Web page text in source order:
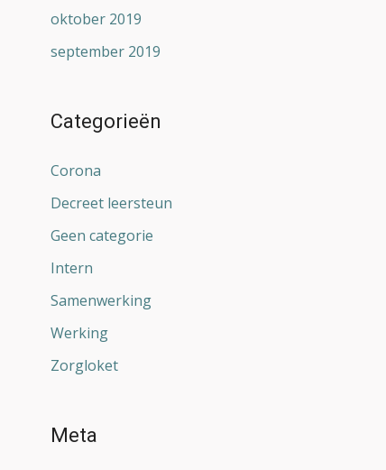
oktober 2019
september 2019
Categorieën
Corona
Decreet leersteun
Geen categorie
Intern
Samenwerking
Werking
Zorgloket
Meta